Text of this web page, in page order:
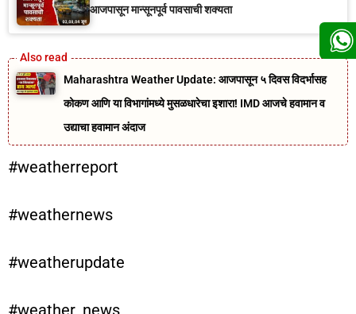
आजपासून मान्सूनपूर्व पावसाची शक्यता
Maharashtra Weather Update: आजपासून ५ दिवस विदर्भासह
कोकण आणि या विभागांमध्ये मुसळधारेचा इशारा! IMD आजचे हवामान व
उद्याचा हवामान अंदाज
#weatherreport
#weathernews
#weatherupdate
#weather_news